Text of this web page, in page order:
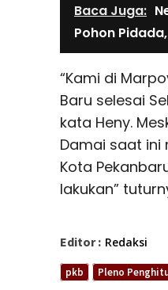
Baca Juga:
Pohon
“Kami di
Baru selesai
kata Heny.
Damai saat ini
Kota
lakukan”
Editor : Redaksi
pkb Pleno